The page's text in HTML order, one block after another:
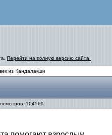
Перейти на полную версию сайта.
из Кандалакши
104569